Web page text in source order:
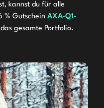
kannst du für alle
% Gutschein AXA-Q1-
gesamte Portfolio.